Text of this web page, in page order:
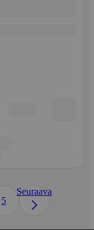
5
Seuraava